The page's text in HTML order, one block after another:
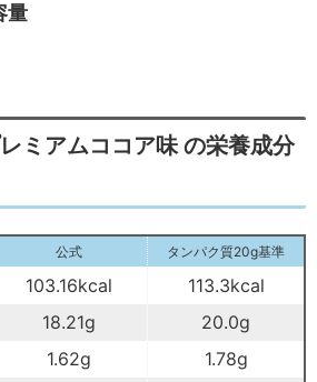
量
ミアムココア味 の栄養成分
公式 タンパク質20g基準
103.16kcal
113.3kcal
18.21g
20.0g
1.62g
1.78g